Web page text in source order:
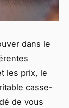
dans le
les prix, le
casse-
de vous